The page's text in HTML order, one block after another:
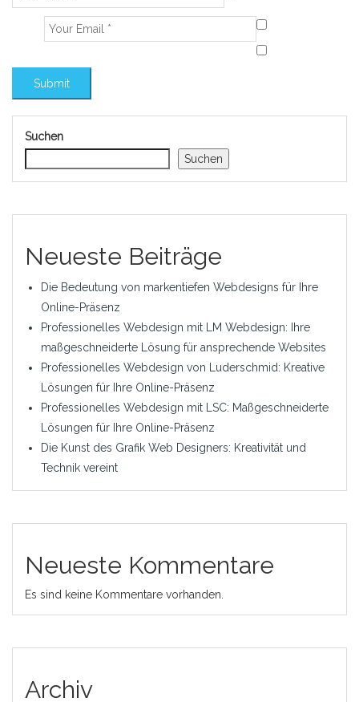
Suchen
Suchen
Neueste Beiträge
Die Bedeutung von markentiefen Webdesigns für Ihre
Online-Präsenz
Professionelles Webdesign mit LM Webdesign: Ihre
maßgeschneiderte Lösung für ansprechende Websites
Professionelles Webdesign von Luderschmid: Kreative
Lösungen für Ihre Online-Präsenz
Professionelles Webdesign mit LSC: Maßgeschneiderte
Lösungen für Ihre Online-Präsenz
Die Kunst des Grafik Web Designers: Kreativität und
Technik vereint
Neueste Kommentare
Es sind keine Kommentare vorhanden.
Archiv